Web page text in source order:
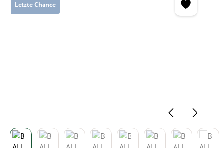
Letzte Chance